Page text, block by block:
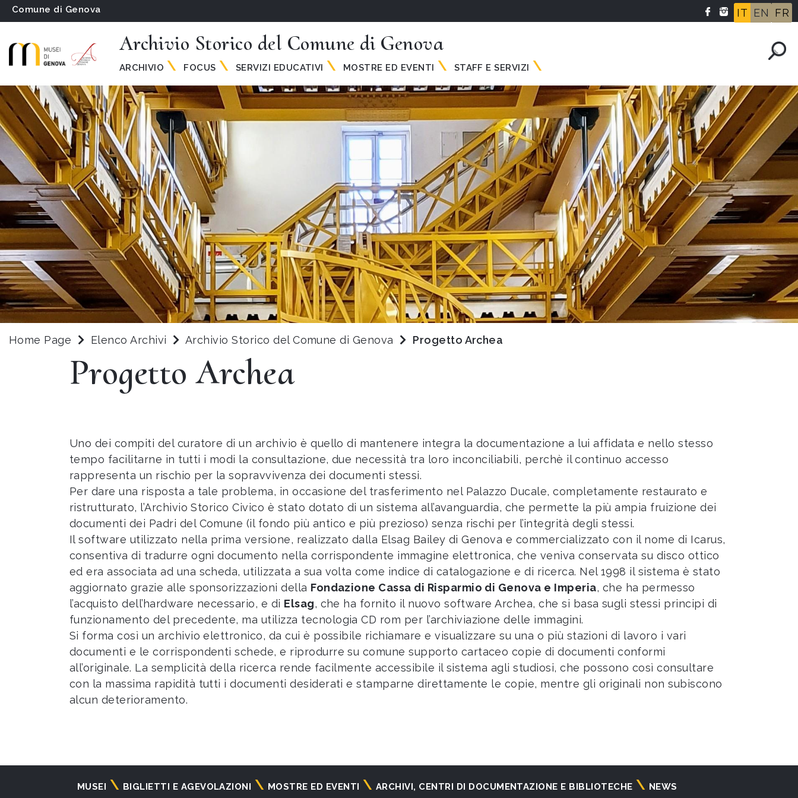
Comune di Genova IT EN FR
Archivio Storico del Comune di Genova
ARCHIVIO FOCUS SERVIZI EDUCATIVI MOSTRE ED EVENTI STAFF E SERVIZI
Home Page Elenco Archivi Archivio Storico del Comune di Genova Progetto Archea
Progetto Archea
Uno dei compiti del curatore di un archivio è quello di mantenere integra la documentazione a lui affidata e nello stesso
tempo facilitarne in tutti i modi la consultazione, due necessità tra loro inconciliabili, perchè il continuo accesso
rappresenta un rischio per la sopravvivenza dei documenti stessi.
Per dare una risposta a tale problema, in occasione del trasferimento nel Palazzo Ducale, completamente restaurato e
ristrutturato, l’Archivio Storico Civico è stato dotato di un sistema all’avanguardia, che permette la più ampia fruizione dei
documenti dei Padri del Comune (il fondo più antico e più prezioso) senza rischi per l’integrità degli stessi.
Il software utilizzato nella prima versione, realizzato dalla Elsag Bailey di Genova e commercializzato con il nome di Icarus,
consentiva di tradurre ogni documento nella corrispondente immagine elettronica, che veniva conservata su disco ottico
ed era associata ad una scheda, utilizzata a sua volta come indice di catalogazione e di ricerca. Nel 1998 il sistema è stato
aggiornato grazie alle sponsorizzazioni della Fondazione Cassa di Risparmio di Genova e Imperia, che ha permesso
l’acquisto dell’hardware necessario, e di Elsag, che ha fornito il nuovo software Archea, che si basa sugli stessi principi di
funzionamento del precedente, ma utilizza tecnologia CD rom per l’archiviazione delle immagini.
Si forma così un archivio elettronico, da cui è possibile richiamare e visualizzare su una o più stazioni di lavoro i vari
documenti e le corrispondenti schede, e riprodurre su comune supporto cartaceo copie di documenti conformi
all’originale. La semplicità della ricerca rende facilmente accessibile il sistema agli studiosi, che possono così consultare
con la massima rapidità tutti i documenti desiderati e stamparne direttamente le copie, mentre gli originali non subiscono
alcun deterioramento.
Navigazione
MUSEI BIGLIETTI E AGEVOLAZIONI MOSTRE ED EVENTI ARCHIVI, CENTRI DI DOCUMENTAZIONE E BIBLIOTECHE NEWS